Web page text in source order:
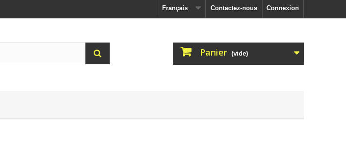
Connexion
Contactez-nous
Français
Panier (vide)